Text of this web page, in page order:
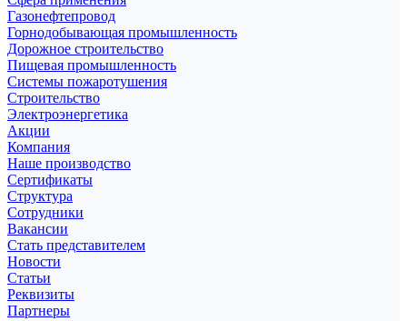
Газонефтепровод
Горнодобывающая промышленность
Дорожное строительство
Пищевая промышленность
Системы пожаротушения
Строительство
Электроэнергетика
Акции
Компания
Наше производство
Сертификаты
Структура
Сотрудники
Вакансии
Стать представителем
Новости
Статьи
Реквизиты
Партнеры